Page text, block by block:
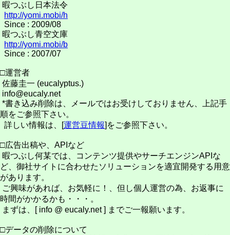
暇つぶし日本法令
http://yomi.mobi/h
Since : 2009/08
暇つぶし青空文庫
http://yomi.mobi/b
Since : 2007/07
□運営者
佐藤圭一 (eucalyptus.)
info@eucaly.net
*書き込み削除は、メールではお受けしておりません、上記手
順をご参照下さい。
詳しい情報は、[運営豆情報]をご参照下さい。
□広告出稿や、APIなど
暇つぶし何某では、コンテンツ提供やサーチエンジンAPIな
ど、御社サイトに合わせたソリューションを適宜開発する用意
があります。
ご興味があれば、お気軽に！、但し個人運営の為、お返事に
時間がかかるかも・・・。
まずは、[ info @ eucaly.net ] までご一報願います。
□データの削除について